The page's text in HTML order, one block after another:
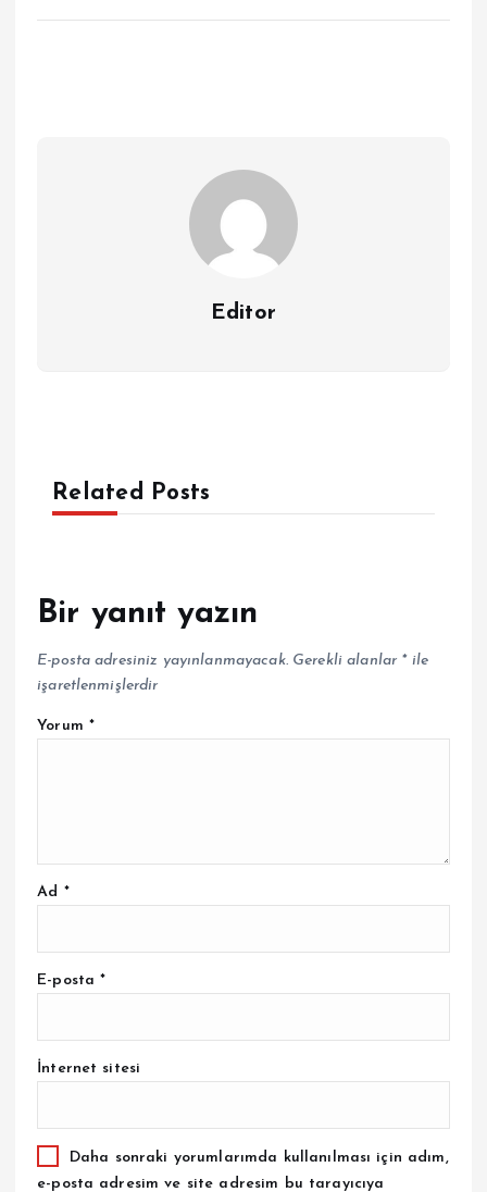
Editor
Related Posts
Bir yanıt yazın
E-posta adresiniz yayınlanmayacak. Gerekli alanlar *ile
işaretlenmişlerdir
Yorum *
Ad *
E-posta*
İnternet sitesi
Daha sonraki yorumlarımda kullanılması için adım,
e-posta adresim ve site adresim bu tarayıcıya